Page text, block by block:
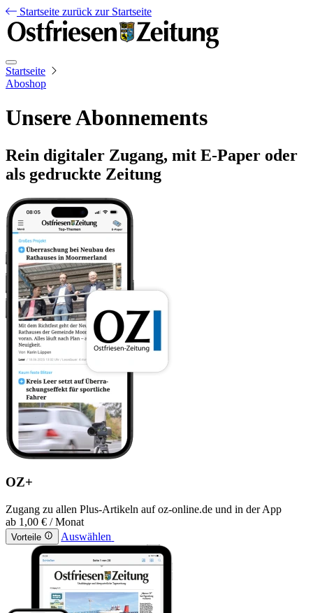
Startseite zurück zur Startseite
Startseite
Aboshop
Unsere Abonnements
Rein digitaler Zugang, mit E-Paper oder
als gedruckte Zeitung
OZ+
Zugang zu allen Plus-Artikeln auf oz-online.de und in der App
ab 1,00 € / Monat
Vorteile Auswählen